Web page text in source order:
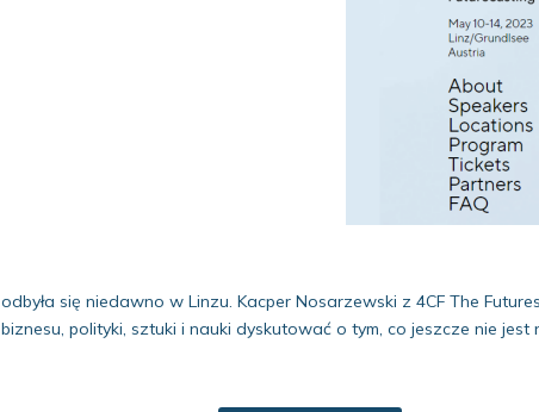
odbyła się niedawno w Linzu. Kacper Nosarzewski z 4CF The
polityki, sztuki i nauki dyskutować o tym, co jeszcze nie jest